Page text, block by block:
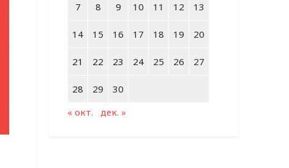
7 8 9 10 11 12 13
14 15 16 17 18 19 20
21 22 23 24 25 26 27
28 29
30
« окт.
дек. »